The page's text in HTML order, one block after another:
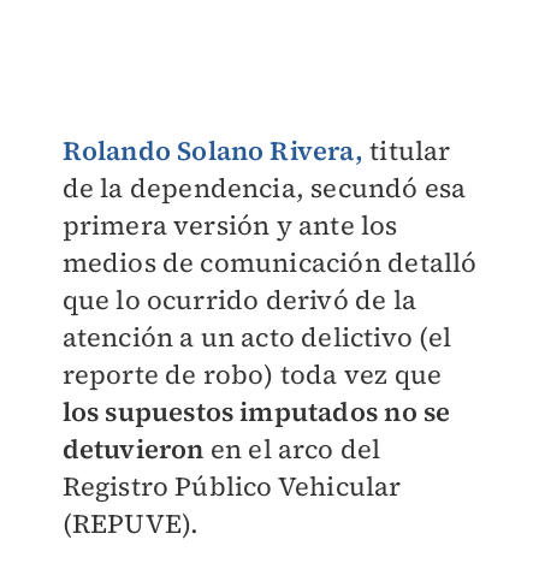
Rolando Solano Rivera, titular
de la dependencia, secundó esa
primera versión y ante los
medios de comunicación detalló
que lo ocurrido derivó de la
atención a un acto delictivo (el
reporte de robo) toda vez que
los supuestos imputados no se
detuvieron en el arco del
Registro Público Vehicular
(REPUVE).